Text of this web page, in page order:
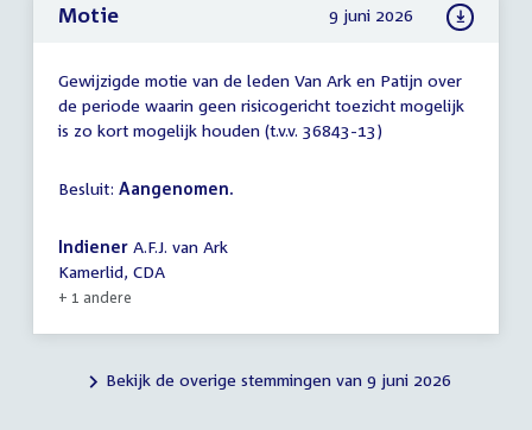
Motie 9 juni 2026
Gewijzigde motie van de leden Van Ark en Patijn over
de periode waarin geen risicogericht toezicht mogelijk
is zo kort mogelijk houden (t.v.v. 36843-13)
Besluit: Aangenomen.
Indiener A.F.J. van Ark
Kamerlid, CDA
+ 1 andere
Bekijk de overige stemmingen van 9 juni 2026